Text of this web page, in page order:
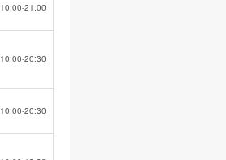
10:00-21:00
10:00-20:30
10:00-20:30